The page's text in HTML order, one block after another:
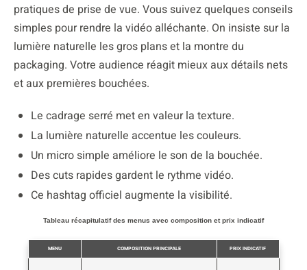
pratiques de prise de vue. Vous suivez quelques conseils
simples pour rendre la vidéo alléchante. On insiste sur la
lumière naturelle les gros plans et la montre du
packaging. Votre audience réagit mieux aux détails nets
et aux premières bouchées.
Le cadrage serré met en valeur la texture.
La lumière naturelle accentue les couleurs.
Un micro simple améliore le son de la bouchée.
Des cuts rapides gardent le rythme vidéo.
Ce hashtag officiel augmente la visibilité.
Tableau récapitulatif des menus avec composition et prix indicatif
MENU COMPOSITION PRINCIPALE PRIX INDICATIF